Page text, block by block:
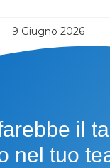
9 Giugno 2026
il
nel tuo